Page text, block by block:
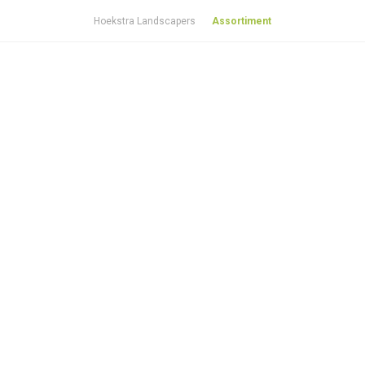
Hoekstra Landscapers Assortiment